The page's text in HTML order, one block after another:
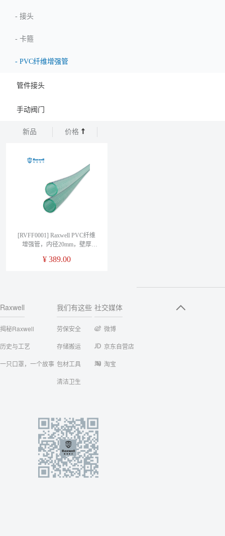
- 接头
- 卡箍
- PVC纤维增强管
管件接头
手动阀门
新品 价格
[RVFF0001] Raxwell PVC纤维
增强管，内径20mm，壁厚
米/卷
¥ 389.00
Raxwell
揭秘Raxwell
历史与工艺
一只口罩，一个故事
我们有这些
劳保安全
存储搬运
包材工具
清洁卫生
社交媒体
微博
京东自营店
淘宝